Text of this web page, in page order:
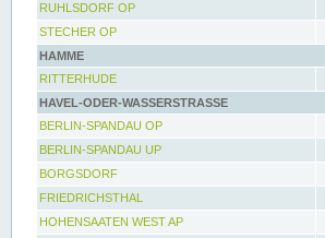
RUHLSDORF OP
STECHER OP
HAMME
RITTERHUDE
HAVEL-ODER-WASSERSTRASSE
BERLIN-SPANDAU OP
BERLIN-SPANDAU UP
BORGSDORF
FRIEDRICHSTHAL
HOHENSAATEN WEST AP